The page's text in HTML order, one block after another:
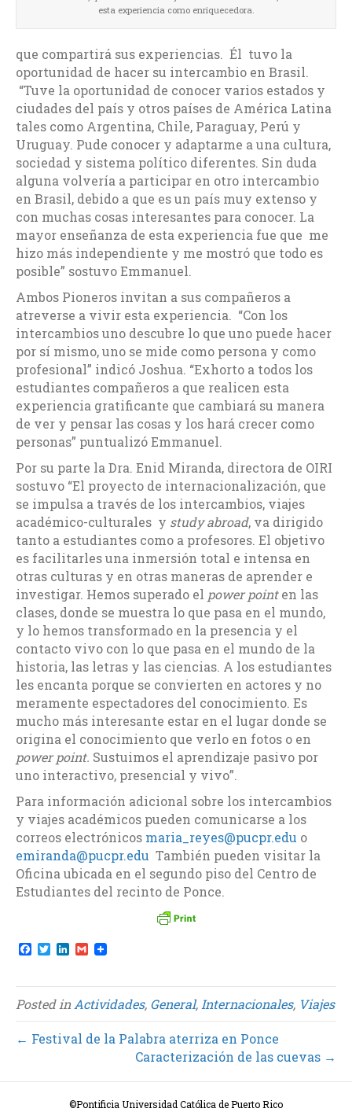
esta experiencia como enriquecedora.
que compartirá sus experiencias. Él tuvo la
oportunidad de hacer su intercambio en Brasil.
“Tuve la oportunidad de conocer varios estados y
ciudades del país y otros países de América Latina
tales como Argentina, Chile, Paraguay, Perú y
Uruguay. Pude conocer y adaptarme a una cultura,
sociedad y sistema político diferentes. Sin duda
alguna volvería a participar en otro intercambio
en Brasil, debido a que es un país muy extenso y
con muchas cosas interesantes para conocer. La
mayor enseñanza de esta experiencia fue que me
hizo más independiente y me mostró que todo es
posible” sostuvo Emmanuel.
Ambos Pioneros invitan a sus compañeros a
atreverse a vivir esta experiencia. “Con los
intercambios uno descubre lo que uno puede hacer
por sí mismo, uno se mide como persona y como
profesional” indicó Joshua. “Exhorto a todos los
estudiantes compañeros a que realicen esta
experiencia gratificante que cambiará su manera
de ver y pensar las cosas y los hará crecer como
personas” puntualizó Emmanuel.
Por su parte la Dra. Enid Miranda, directora de OIRI
sostuvo “El proyecto de internacionalización, que
se impulsa a través de los intercambios, viajes
académico-culturales y study abroad, va dirigido
tanto a estudiantes como a profesores. El objetivo
es facilitarles una inmersión total e intensa en
otras culturas y en otras maneras de aprender e
investigar. Hemos superado el power pointen las
clases, donde se muestra lo que pasa en el mundo,
y lo hemos transformado en la presencia y el
contacto vivo con lo que pasa en el mundo de la
historia, las letras y las ciencias. A los estudiantes
les encanta porque se convierten en actores y no
meramente espectadores del conocimiento. Es
mucho más interesante estar en el lugar donde se
origina el conocimiento que verlo en fotos o en
power point. Sustuimos el aprendizaje pasivo por
uno interactivo, presencial y vivo”.
Para información adicional sobre los intercambios
y viajes académicos pueden comunicarse a los
correos electrónicos maria_reyes@pucpr.edu o
emiranda@pucpr.edu También pueden visitar la
Oficina ubicada en el segundo piso del Centro de
Estudiantes del recinto de Ponce.
F
e
b
o
o
k
T
t
t
e
r
L
k
e
d
I
n
G
i
l
Posted inActividades, General, Internacionales, Viajes
← Festival de la Palabra aterriza en Ponce
Caracterización de las cuevas →
©Pontificia Universidad Católica de Puerto Rico